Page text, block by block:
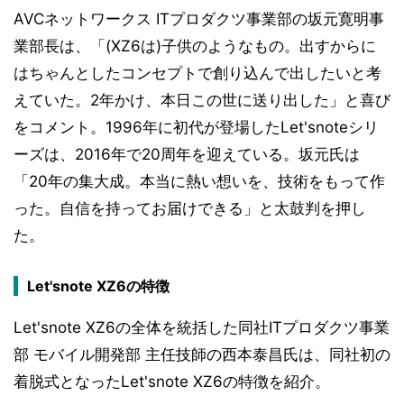
AVCネットワークス ITプロダクツ事業部の坂元寛明事
業部長は、「(XZ6は)子供のようなもの。出すからに
はちゃんとしたコンセプトで創り込んで出したいと考
えていた。2年かけ、本日この世に送り出した」と喜び
をコメント。1996年に初代が登場したLet'snoteシリ
ーズは、2016年で20周年を迎えている。坂元氏は
「20年の集大成。本当に熱い想いを、技術をもって作
った。自信を持ってお届けできる」と太鼓判を押し
た。
Let'snote XZ6の特徴
Let'snote XZ6の全体を統括した同社ITプロダクツ事業
部 モバイル開発部 主任技師の西本泰昌氏は、同社初の
着脱式となったLet'snote XZ6の特徴を紹介。